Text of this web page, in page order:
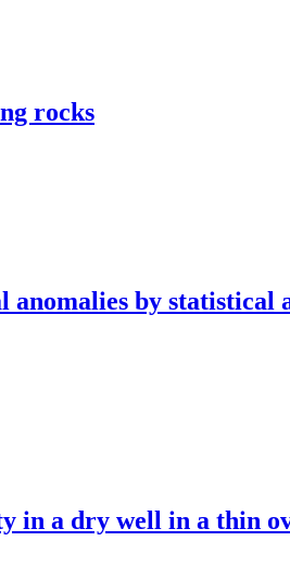
rocks
anomalies by
in a dry well in a thin